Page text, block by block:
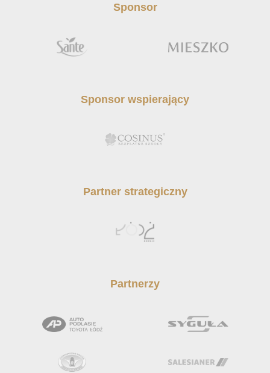
Sponsor
Sponsor wspierający
Partner strategiczny
Partnerzy